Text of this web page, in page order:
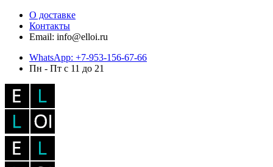
О доставке
Контакты
Email: info@elloi.ru
WhatsApp: +7-953-156-67-66
Пн - Пт с 11 до 21